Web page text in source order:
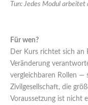
Tun: Jedes Modul
Für wen?
Der Kurs richtet sich
Veränderung
vergleichbaren Rollen —
Zivilgesellschaft, die
Voraussetzung ist nicht